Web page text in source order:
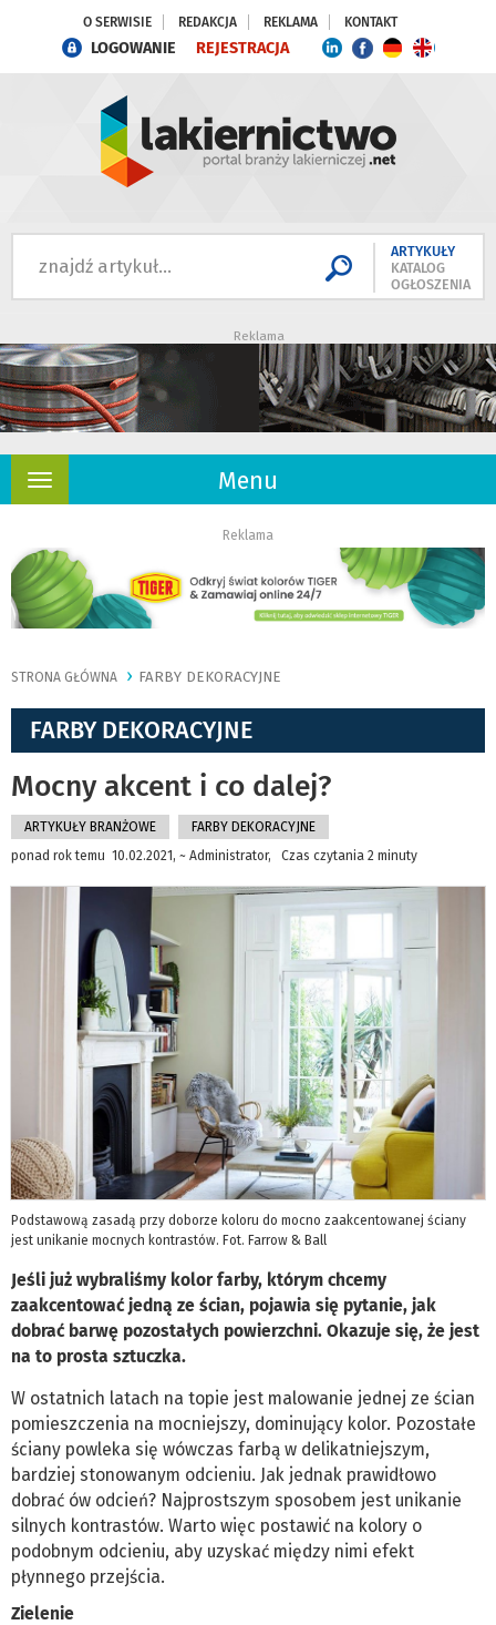
O SERWISIE REDAKCJA REKLAMA KONTAKT
LOGOWANIE REJESTRACJA
ARTYKUŁY
KATALOG
OGŁOSZENIA
Reklama
Menu
Rozwiń
Reklama
STRONA GŁÓWNA FARBY DEKORACYJNE
FARBY DEKORACYJNE
Mocny akcent i co dalej?
ARTYKUŁY BRANŻOWE
FARBY DEKORACYJNE
ponad rok temu 10.02.2021, ~ Administrator, Czas czytania 2 minuty
Podstawową zasadą przy doborze koloru do mocno zaakcentowanej ściany
jest unikanie mocnych kontrastów. Fot. Farrow & Ball
Jeśli już wybraliśmy kolor farby, którym chcemy
zaakcentować jedną ze ścian, pojawia się pytanie, jak
dobrać barwę pozostałych powierzchni. Okazuje się, że jest
na to prosta sztuczka.
W ostatnich latach na topie jest malowanie jednej ze ścian
pomieszczenia na mocniejszy, dominujący kolor. Pozostałe
ściany powleka się wówczas farbą w delikatniejszym,
bardziej stonowanym odcieniu. Jak jednak prawidłowo
dobrać ów odcień? Najprostszym sposobem jest unikanie
silnych kontrastów. Warto więc postawić na kolory o
podobnym odcieniu, aby uzyskać między nimi efekt
płynnego przejścia.
Zielenie